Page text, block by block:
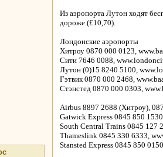
Из аэропорта Лутон ходят
дороже (£10,70).
Лондонские аэропорты
Хитроу 0870 000 0123,
Сити 7646 0088,
Лутон (0)15 8240 5100,
Гэтвик 0870 000 2468,
Стэнстед 0870 000 0303,
Airbus 8897 2688 (Хитроу),
Gatwick Express 0845 850
South Central Trains 0845 127
Thameslink 0845 330 6333,
Stansted Express 0845 850